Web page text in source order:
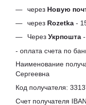
через Новую
через Rozetka -
Через Укрпошта
- оплата счета по
Наименование
Сергеевна
Код получателя:
Счет получателя